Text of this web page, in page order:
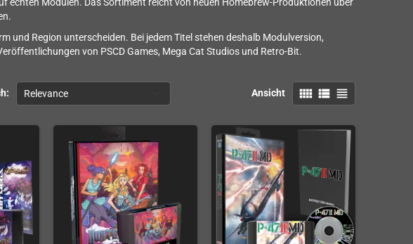
echten Modulen. Das Sortiment reicht von neuen Homebrew-Produktionen über
und Region unterscheiden. Bei jedem Titel stehen deshalb Modulversion,
von PSCD Games, Mega Cat Studios und Retro-Bit.
Relevance Ansicht view_comfy view_list view_headline